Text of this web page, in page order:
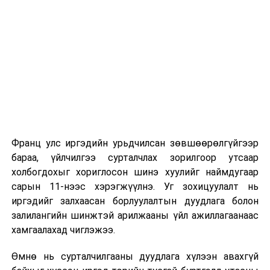
2026 оны 9 дүгээр сарын 13-наас оюутнуудыг
дотуур байранд оруулж эхэлнэ.
Сургууль, цэцэрлэгийн үйл ажиллагааны
зохицуулалт
2026 оны 8 дугаар сарын 17–28-ны өдрүүдэд
байранд элсэлт, бүртгэл болон бусад аливаа
Франц улс иргэдийн урьдчилсан зөвшөөрөлгүйгээр
бараа, үйлчилгээ сурталчлах зорилгоор утсаар
холбогдохыг хориглосон шинэ хуулийг наймдугаар
сарын 11-нээс хэрэгжүүлнэ. Уг зохицуулалт нь
иргэдийг залхаасан борлуулалтын дуудлага болон
залилангийн шинжтэй арилжааны үйл ажиллагаанаас
хамгаалахад чиглэжээ.
Өмнө нь сурталчилгааны дуудлага хүлээн авахгүй